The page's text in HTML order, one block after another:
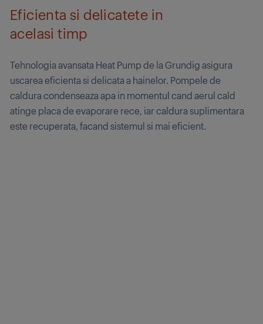
Eficienta si delicatete in
acelasi timp
Tehnologia avansata Heat Pump de la Grundig asigura
uscarea eficienta si delicata a hainelor. Pompele de
caldura condenseaza apa in momentul cand aerul cald
atinge placa de evaporare rece, iar caldura suplimentara
este recuperata, facand sistemul si mai eficient.